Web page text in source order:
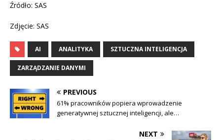
Źródło: SAS
Zdjęcie: SAS
AI ANALITYKA SZTUCZNA INTELIGENCJA
ZARZĄDZANIE DANYMI
PREVIOUS
61% pracowników popiera wprowadzenie
generatywnej sztucznej inteligencji, ale…
NEXT